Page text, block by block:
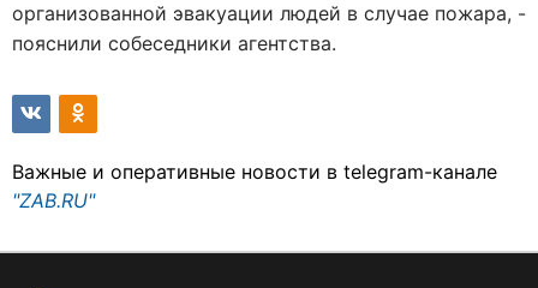
организованной эвакуации людей в случае пожара, -
пояснили собеседники агентства.
Важные и оперативные новости в telegram-канале
"ZAB.RU"